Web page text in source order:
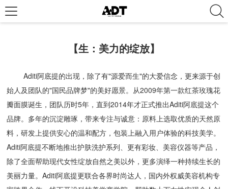
【生：美力的绽放】
Aditi阿底提的出现，除了有"源爱而生"的大爱信念，更来源于创
始人及团队的"国民品牌梦"的美好愿景。从2009年第一款红茶玫瑰花
瓣面膜诞生，团队历时5年，直到2014年才正式推出Aditi阿底提这个
品牌。多年的沉淀雕琢，带来专注与诚意：原料上选取优质的天然原
料，研发上提供安心的温和配方，包装上融入用户体验的科技美学。
Aditi阿底提不断地推出护肤洗护系列、更有彩妆、美容仪器等产品，
除了全面帮助现代女性绽放自然之美以外，更多演绎一种持续生长的
美丽力量。Aditi阿底提更联合各界时尚达人，国内外权威美容机构专